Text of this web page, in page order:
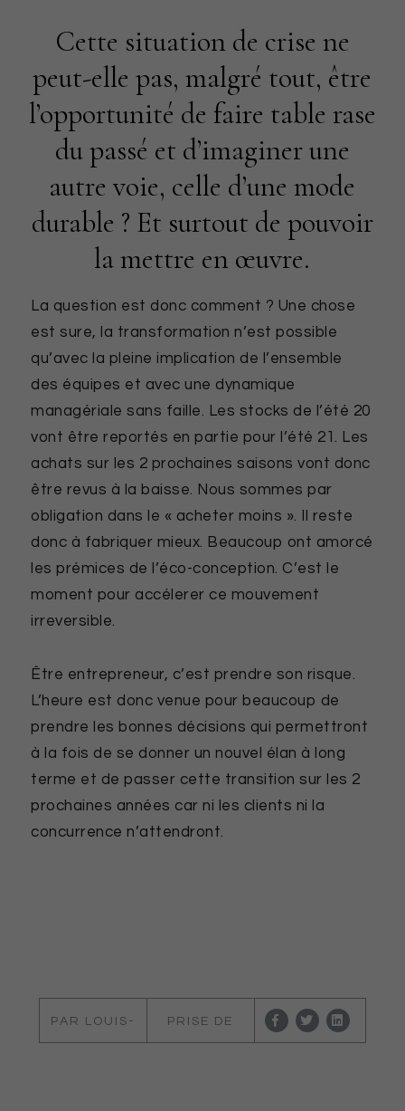
Cette situation de crise ne
peut-elle pas, malgré tout, être
l’opportunité de faire table rase
du passé et d’imaginer une
autre voie, celle d’une mode
durable ? Et surtout de pouvoir
la mettre en œuvre.
La question est donc comment ? Une chose
est sure, la transformation n’est possible
qu’avec la pleine implication de l’ensemble
des équipes et avec une dynamique
managériale sans faille. Les stocks de l’été 20
vont être reportés en partie pour l’été 21. Les
achats sur les 2 prochaines saisons vont donc
être revus à la baisse. Nous sommes par
obligation dans le « acheter moins ». Il reste
donc à fabriquer mieux. Beaucoup ont amorcé
les prémices de l’éco-conception. C’est le
moment pour accélerer ce mouvement
irreversible.
Être entrepreneur, c’est prendre son risque.
L’heure est donc venue pour beaucoup de
prendre les bonnes décisions qui permettront
à la fois de se donner un nouvel élan à long
terme et de passer cette transition sur les 2
prochaines années car ni les clients ni la
concurrence n’attendront.
PAR LOUIS- PRISE DE